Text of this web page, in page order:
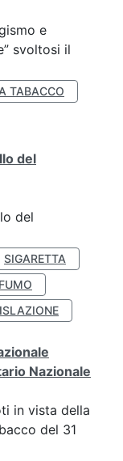
e
svoltosi il
TABACCO
del
del
SIGARETTA
Nazionale
in vista della
del 31